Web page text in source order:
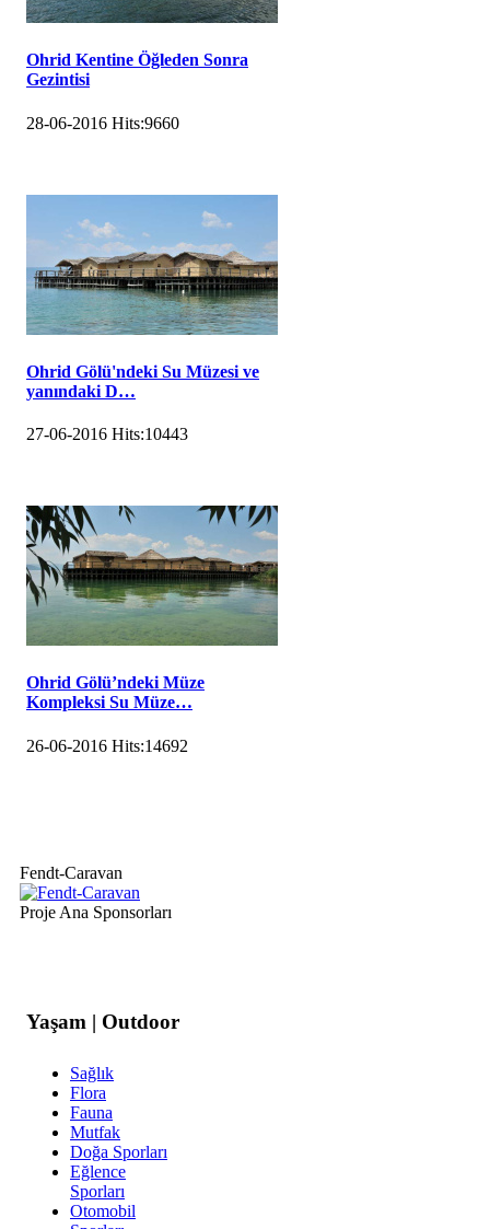
Ohrid Kentine Öğleden Sonra
Gezintisi
28-06-2016 Hits:9660
Ohrid Gölü'ndeki Su Müzesi ve
yanındaki D…
27-06-2016 Hits:10443
Ohrid Gölü’ndeki Müze
Kompleksi Su Müze…
26-06-2016 Hits:14692
Fendt-Caravan
Proje Ana Sponsorları
Yaşam | Outdoor
Sağlık
Flora
Fauna
Mutfak
Doğa Sporları
Eğlence
Sporları
Otomobil